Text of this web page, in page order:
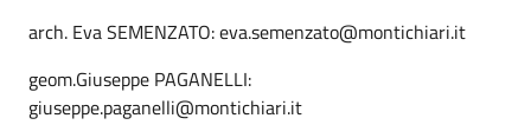
arch. Eva SEMENZATO: eva.semenzato@montichiari.it
geom.Giuseppe PAGANELLI:
giuseppe.paganelli@montichiari.it